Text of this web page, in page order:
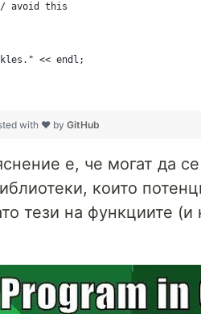
avoid this
<< endl;
with ❤ by GitHub
е, че могат да
които
тези на функциите (и